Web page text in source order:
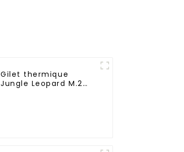
Gilet thermique
Jungle Leopard M.2